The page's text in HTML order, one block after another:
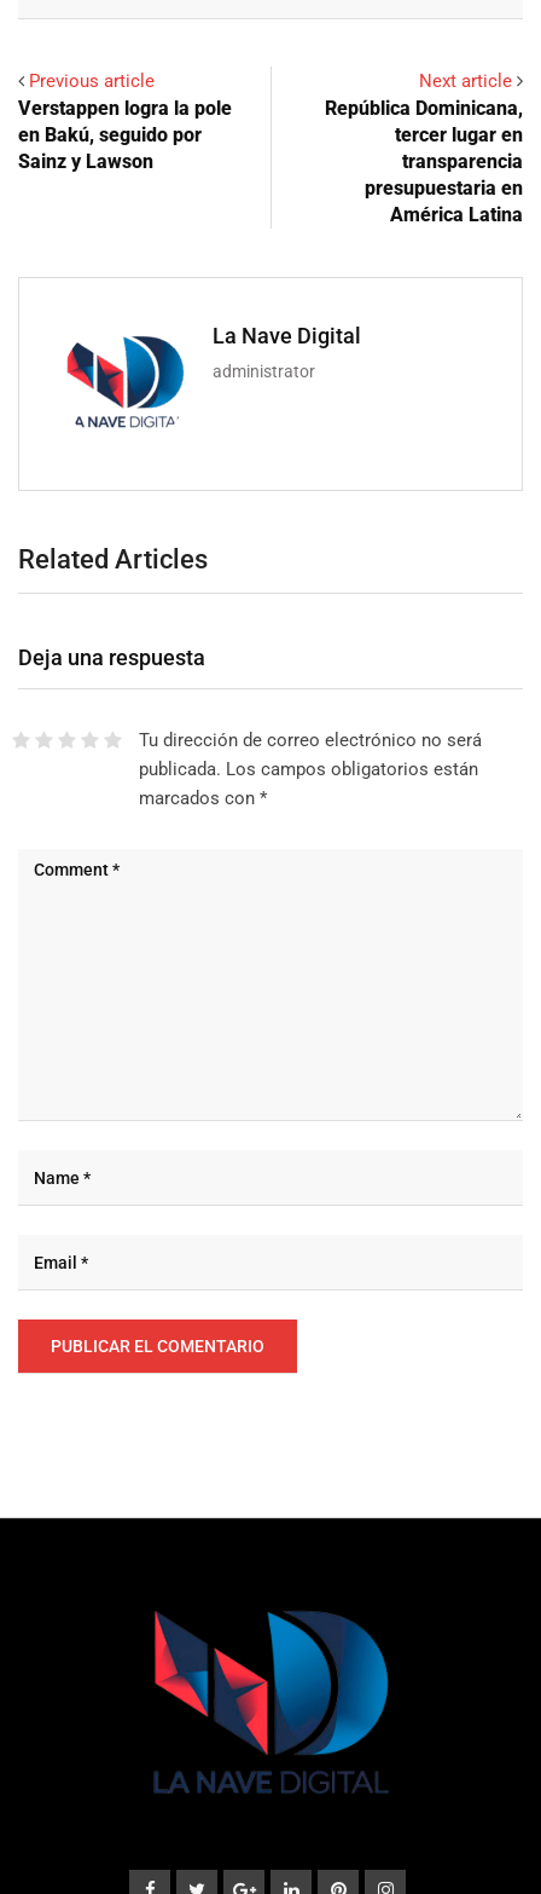
Previous article
Verstappen logra la pole
en Bakú, seguido por
Sainz y Lawson
Next article
República Dominicana,
tercer lugar en
transparencia
presupuestaria en
América Latina
La Nave Digital
administrator
Related Articles
Deja una respuesta
Tu dirección de correo electrónico no será
publicada. Los campos obligatorios están
marcados con *